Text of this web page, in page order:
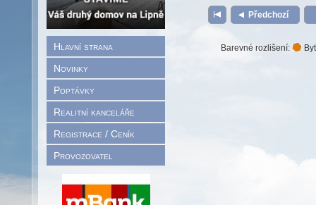
Hlavní strana
Novinky
Poptávky
Realitní kanceláře
Registrace / Ceník
Provozovatel
Předchozí
Barevné rozlišení: